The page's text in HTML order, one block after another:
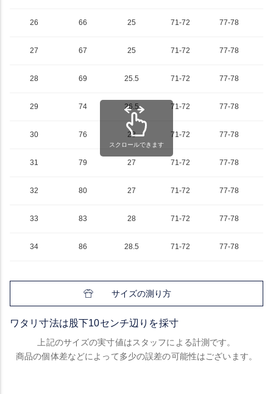
26 66 25 71-72 77-78
27 67 25 71-72 77-78
28 69 25.5 71-72 77-78
29 74 26.5 71-72 77-78
30 76 28 71-72 77-78
31 79 27 71-72 77-78
32 80 27 71-72 77-78
33 83 28 71-72 77-78
34 86 28.5 71-72 77-78
スクロールできます
サイズの測り方
ワタリ寸法は股下10センチ辺りを採寸
上記のサイズの実寸値はスタッフによる計測です。
商品の個体差などによって多少の誤差の可能性はございます。